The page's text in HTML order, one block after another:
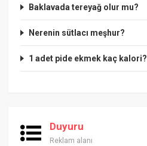
Baklavada tereyağ olur mu?
Nerenin sütlacı meşhur?
1 adet pide ekmek kaç kalori?
Duyuru
Reklam alanı